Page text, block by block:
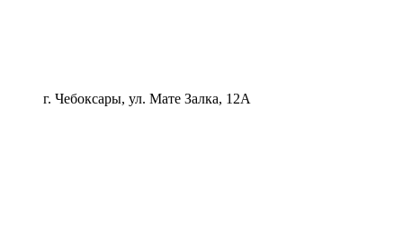
г. Чебоксары, ул. Мате Залка, 12А